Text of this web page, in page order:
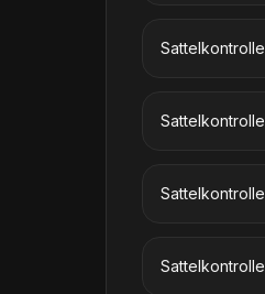
Sattelkontrolle
Sattelkontrolle
Sattelkontrolle
Sattelkontrolle